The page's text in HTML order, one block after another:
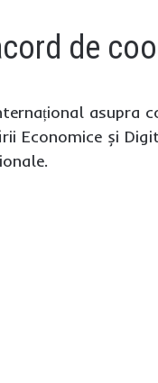
de
asupra
Economice și